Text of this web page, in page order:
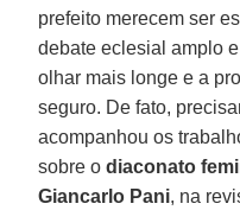
prefeito merecem ser
debate eclesial amplo
olhar mais longe e a
seguro. De fato,
acompanhou os
sobre odiaconato
Giancarlo Pani, na